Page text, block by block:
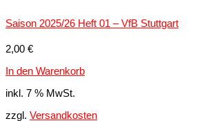
Saison 2025/26 Heft 01 – VfB Stuttgart
2,00 €
In den Warenkorb
inkl. 7 % MwSt.
zzgl. Versandkosten